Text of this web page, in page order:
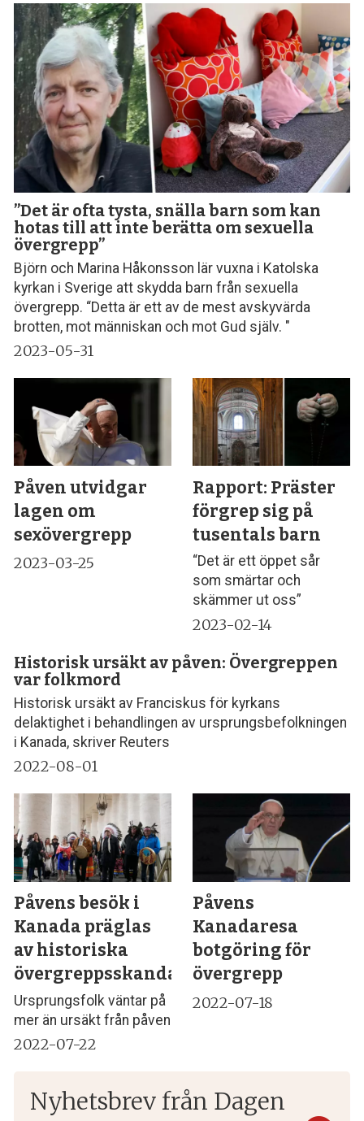
”Det är ofta tysta, snälla barn som kan
hotas till att inte berätta om sexuella
övergrepp”
Björn och Marina Håkonsson lär vuxna i Katolska
kyrkan i Sverige att skydda barn från sexuella
övergrepp. “Detta är ett av de mest avskyvärda
brotten, mot människan och mot Gud själv. "
2023-05-31
Påven utvidgar
lagen om
sexövergrepp
2023-03-25
Rapport: Präster
förgrep sig på
tusentals barn
“Det är ett öppet sår
som smärtar och
skämmer ut oss”
2023-02-14
Historisk ursäkt av påven: Övergreppen
var folkmord
Historisk ursäkt av Franciskus för kyrkans
delaktighet i behandlingen av ursprungsbefolkningen
i Kanada, skriver Reuters
2022-08-01
Påvens besök i
Kanada präglas
av historiska
övergreppsskandaler
Ursprungsfolk väntar på
mer än ursäkt från påven
2022-07-22
Påvens
Kanadaresa
botgöring för
övergrepp
2022-07-18
Nyhetsbrev från Dagen